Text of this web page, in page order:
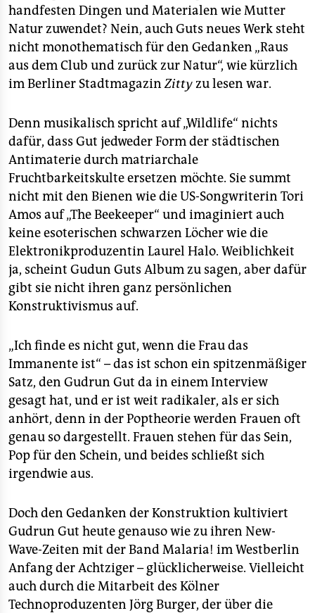
handfesten Dingen und Materialen wie Mutter
Natur zuwendet? Nein, auch Guts neues Werk steht
nicht monothematisch für den Gedanken „Raus
aus dem Club und zurück zur Natur“, wie kürzlich
im Berliner StadtmagazinZittyzu lesen war.
Denn musikalisch spricht auf „Wildlife“ nichts
dafür, dass Gut jedweder Form der städtischen
Antimaterie durch matriarchale
Fruchtbarkeitskulte ersetzen möchte. Sie summt
nicht mit den Bienen wie die US-Songwriterin Tori
Amos auf „The Beekeeper“ und imaginiert auch
keine esoterischen schwarzen Löcher wie die
Elektronikproduzentin Laurel Halo. Weiblichkeit
ja, scheint Gudun Guts Album zu sagen, aber dafür
gibt sie nicht ihren ganz persönlichen
Konstruktivismus auf.
„Ich finde es nicht gut, wenn die Frau das
Immanente ist“ – das ist schon ein spitzenmäßiger
Satz, den Gudrun Gut da in einem Interview
gesagt hat, und er ist weit radikaler, als er sich
anhört, denn in der Poptheorie werden Frauen oft
genau so dargestellt. Frauen stehen für das Sein,
Pop für den Schein, und beides schließt sich
irgendwie aus.
Doch den Gedanken der Konstruktion kultiviert
Gudrun Gut heute genauso wie zu ihren New-
Wave-Zeiten mit der Band Malaria! im Westberlin
Anfang der Achtziger – glücklicherweise. Vielleicht
auch durch die Mitarbeit des Kölner
Technoproduzenten Jörg Burger, der über die